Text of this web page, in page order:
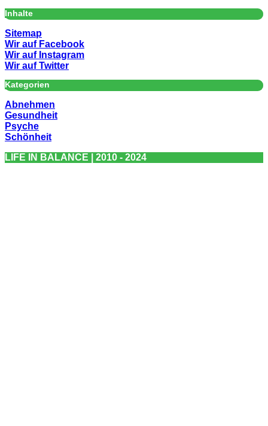
Inhalte
Sitemap
Wir auf Facebook
Wir auf Instagram
Wir auf Twitter
Kategorien
Abnehmen
Gesundheit
Psyche
Schönheit
LIFE IN BALANCE | 2010 - 2024